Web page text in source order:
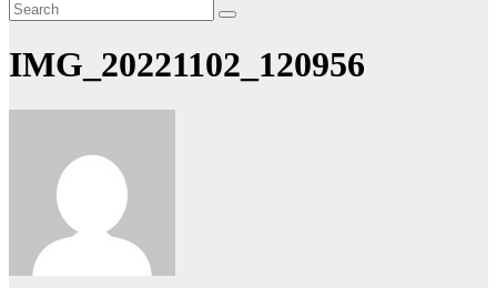
IMG_20221102_120956